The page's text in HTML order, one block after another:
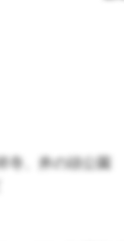
寺、井の頭公園